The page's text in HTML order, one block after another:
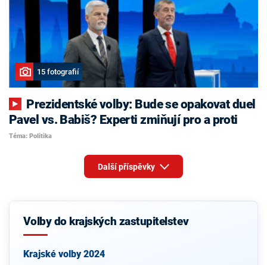
15 fotografií
Pavel vs. Babiš? Experti zmiňují pro a proti
Téma: Politika
Další příspěvky
Volby do krajských zastupitelstev
Krajské volby 2024